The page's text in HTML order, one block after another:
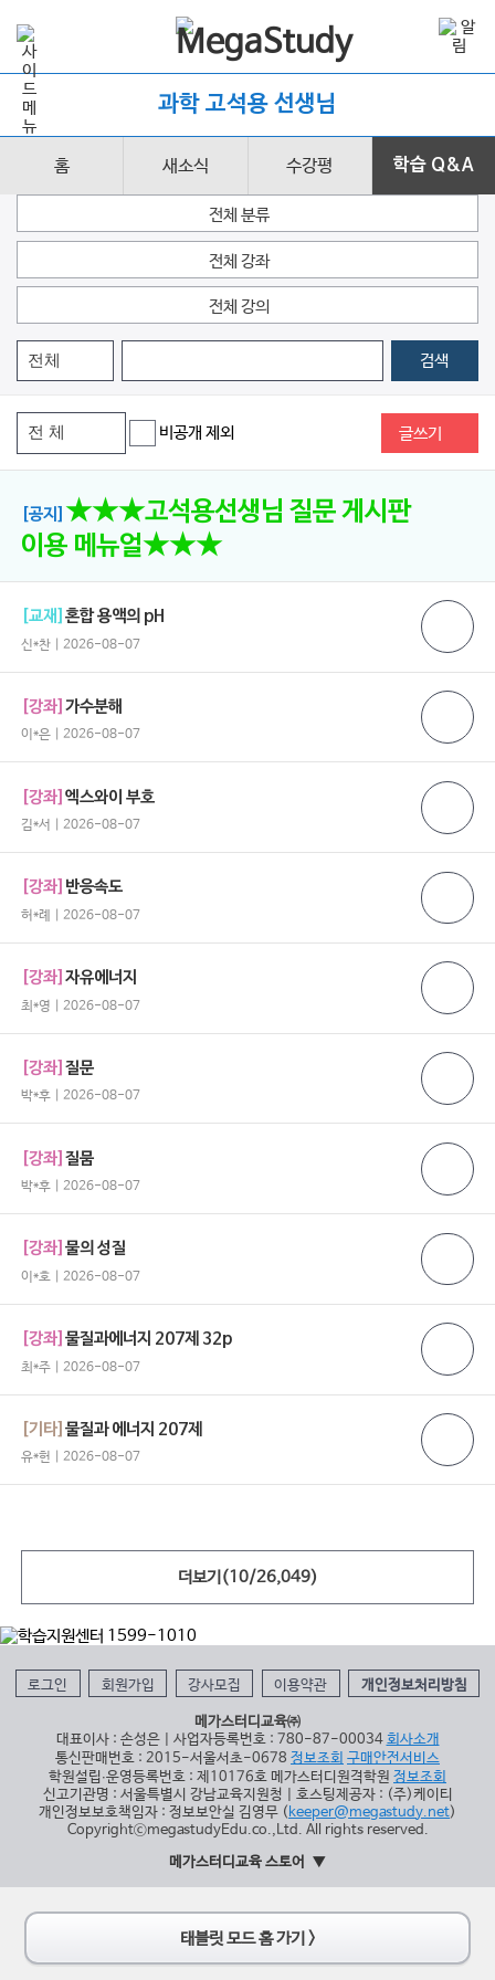
과학 고석용 선생님
홈 새소식 수강평 학습 Q&A
전체 분류
전체 강좌
전체 강의
검색
비공개 제외 글쓰기
[공지] ★★★고석용선생님 질문 게시판
이용 메뉴얼★★★
[교재]혼합 용액의 pH
신*찬 | 2026-08-07
[강좌]가수분해
이*은 | 2026-08-07
[강좌]엑스와이 부호
김*서 | 2026-08-07
[강좌] 반응속도
허*례 | 2026-08-07
[강좌]자유에너지
최*영 | 2026-08-07
[강좌]질문
박*후 | 2026-08-07
[강좌]질뭄
박*후 | 2026-08-07
[강좌]물의 성질
이*호 | 2026-08-07
[강좌]물질과에너지 207제 32p
최*주 | 2026-08-07
[기타]물질과 에너지 207제
유*헌 | 2026-08-07
더보기(10/26,049)
로그인 회원가입 강사모집 이용약관 개인정보처리방침
메가스터디교육㈜
대표이사 : 손성은 | 사업자등록번호 : 780-87-00034 회사소개
통신판매번호 : 2015-서울서초-0678 정보조회 구매안전서비스
학원설립∙운영등록번호 : 제10176호 메가스터디원격학원 정보조회
신고기관명 : 서울특별시 강남교육지원청 | 호스팅제공자 : (주)케이티
개인정보보호책임자 : 정보보안실 김영무 ( keeper@megastudy.net)
CopyrightⓒmegastudyEdu.co.,Ltd. All rights reserved.
메가스터디교육 스토어
태블릿 모드 홈 가기 >